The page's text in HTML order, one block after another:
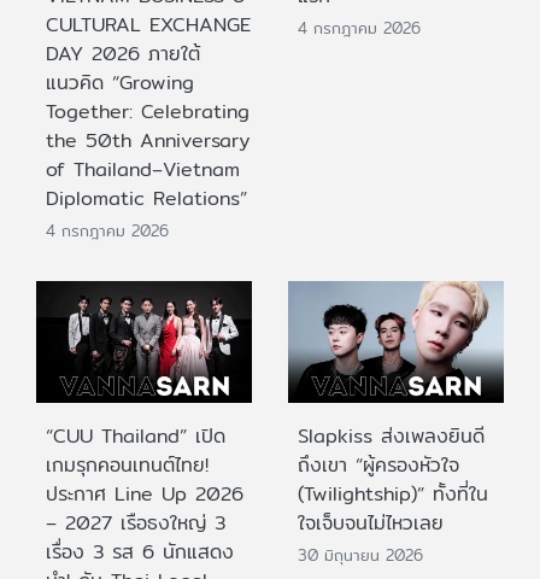
CULTURAL EXCHANGE
DAY 2026 ภายใต้
แนวคิด “Growing
Together: Celebrating
the 50th Anniversary
of Thailand–Vietnam
Diplomatic Relations”
4 กรกฎาคม 2026
4 กรกฎาคม 2026
“CUU Thailand” เปิด
เกมรุกคอนเทนต์ไทย!
ประกาศ Line Up 2026
– 2027 เรือธงใหญ่ 3
เรื่อง 3 รส 6 นักแสดง
Slapkiss ส่งเพลงยินดี
ถึงเขา “ผู้ครองหัวใจ
(Twilightship)” ทั้งที่ใน
ใจเจ็บจนไม่ไหวเลย
30 มิถุนายน 2026